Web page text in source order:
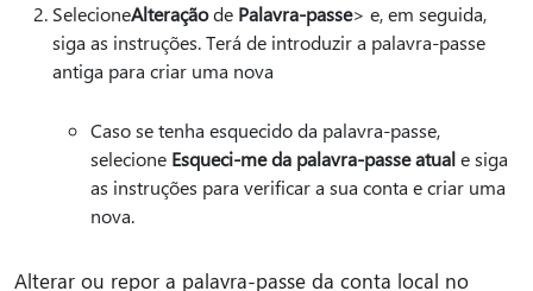
SelecioneAlteraçãode Palavra-passe> e, em seguida,
siga as instruções. Terá de introduzir a palavra-passe
antiga para criar uma nova
Caso se tenha esquecido da palavra-passe,
selecione Esqueci-me da palavra-passe atuale siga
as instruções para verificar a sua conta e criar uma
nova.
Alterar ou repor a palavra-passe da conta local no